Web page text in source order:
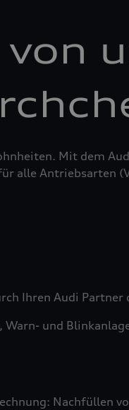
von
Mit dem
alle Antriebsarten
Ihren Audi
Warn- und
Nachfüllen